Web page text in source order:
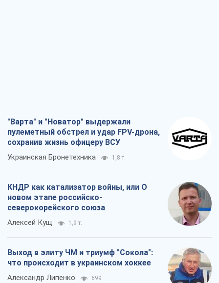
"Варта" и "Новатор" выдержали
пулеметный обстрел и удар FPV-дрона,
сохранив жизнь офицеру ВСУ
Украинская Бронетехника 1,8 т.
КНДР как катализатор войны, или О
новом этапе российско-
северокорейского союза
Алексей Кущ 1,9 т.
Выход в элиту ЧМ и триумф "Сокола":
что происходит в украинском хоккее
Александр Липенко 699